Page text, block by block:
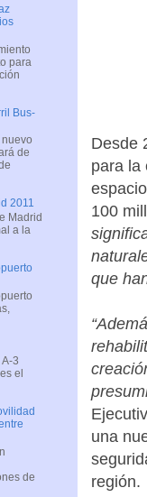
Desde
para la
100
que
una
región.
para
Bus-
de
2011
Madrid
a la
3
el
de